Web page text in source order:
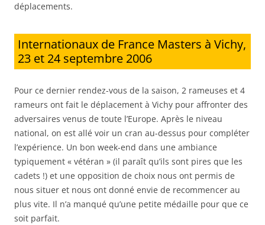
déplacements.
Internationaux de France Masters à Vichy,
23 et 24 septembre 2006
Pour ce dernier rendez-vous de la saison, 2 rameuses et 4
rameurs ont fait le déplacement à Vichy pour affronter des
adversaires venus de toute l’Europe. Après le niveau
national, on est allé voir un cran au-dessus pour compléter
l’expérience. Un bon week-end dans une ambiance
typiquement « vétéran » (il paraît qu’ils sont pires que les
cadets !) et une opposition de choix nous ont permis de
nous situer et nous ont donné envie de recommencer au
plus vite. Il n’a manqué qu’une petite médaille pour que ce
soit parfait.